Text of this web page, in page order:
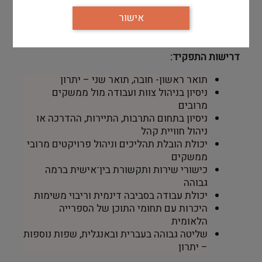
יצירת שיתופי פעולה עם ארגונים וגופים
המפעילים תכניות משיקות בתחומי התרבות,
החינוך והתיירות.
דרישות התפקיד:
תואר ראשון- חובה, תואר שני – יתרון
ניסיון בניהול צוות ועבודה מול ממשקים
מרובים
ניסיון בתחום התרבות, התיירות, ההדרכה או
ניהול חוויית קהל
יכולת הובלת תהליכים וניהול פרויקטים מרובי
ממשקים
כישורי שירות ותקשורת בין־אישית ברמה
גבוהה
יכולת עבודה בסביבה דינמית וריבוי משימות
היכרות עם תחומי התוכן של הספרייה
הלאומית
שליטה גבוהה בעברית ובאנגלית, שפות נוספות
– יתרון
אישור